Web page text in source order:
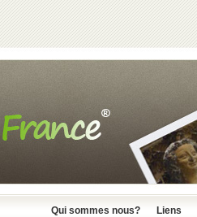
Qui sommes nous? Liens